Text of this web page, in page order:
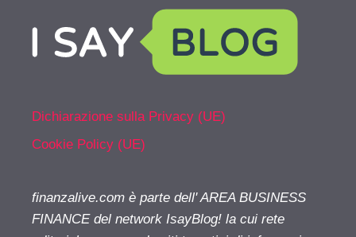
Dichiarazione sulla Privacy (UE)
Cookie Policy (UE)
finanzalive.com è parte dell' AREA BUSINESS
FINANCE del network IsayBlog! la cui rete